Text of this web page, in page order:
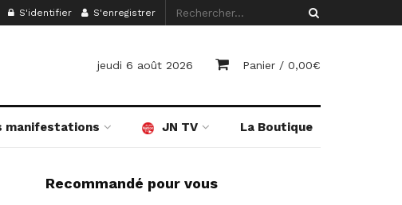
S'identifier S'enregistrer
jeudi 6 août 2026 Panier / 0,00€
manifestations JN TV La Boutique
Recommandé pour vous